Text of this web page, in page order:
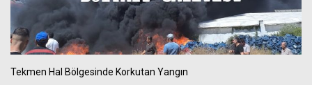
Tekmen Hal Bölgesinde Korkutan Yangın